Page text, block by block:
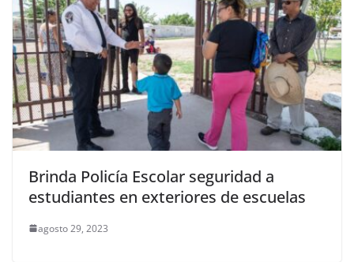
Brinda Policía Escolar seguridad a
estudiantes en exteriores de escuelas
agosto 29, 2023